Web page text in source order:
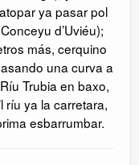
ya pasar pol
d’Uviéu);
más, cerquino
una curva a
Trubia en baxo,
ríu ya la carretara,
esbarrumbar.